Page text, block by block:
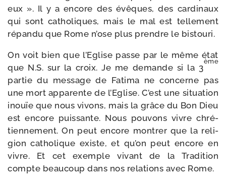
eux ». Il y a encore des évêques, des car­di­naux
qui sont catho­liques, mais le mal est tel­le­ment
répan­du que Rome n’ose plus prendre le bistouri.
On voit bien que l’Eglise passe par le même état
que N.S. sur la croix. Je me demande si la 3
ème
par­tie du mes­sage de Fatima ne concerne pas
une mort appa­rente de l’Eglise. C’est une situa­tion
inouïe que nous vivons, mais la grâce du Bon Dieu
est encore puis­sante. Nous pou­vons vivre chré­
tien­ne­ment. On peut encore mon­trer que la reli­
gion catho­lique existe, et qu’on peut encore en
vivre. Et cet exemple vivant de la Tradition
compte beau­coup dans nos rela­tions avec Rome.